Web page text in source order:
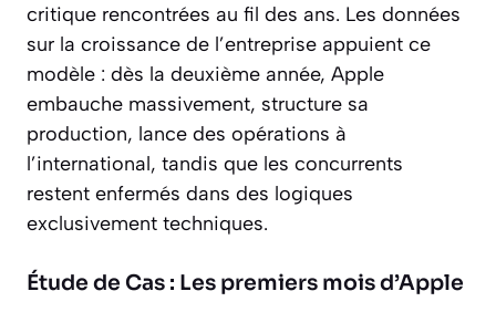
critique rencontrées au fil des ans. Les données
sur la croissance de l’entreprise appuient ce
modèle : dès la deuxième année, Apple
embauche massivement, structure sa
production, lance des opérations à
l’international, tandis que les concurrents
restent enfermés dans des logiques
exclusivement techniques.
Étude de Cas : Les premiers mois d’Apple